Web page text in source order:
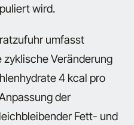
wird.
umfasst
Veränderung
4 kcal pro
der
Fett- und